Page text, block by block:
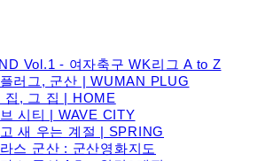
Vol.1 - 여자축구 WK리그 A to Z
러그, 군산 | WUMAN PLUG
집, 그 집 | HOME
시티 | WAVE CITY
새 우는 계절 | SPRING
스 군산 : 군산영화지도